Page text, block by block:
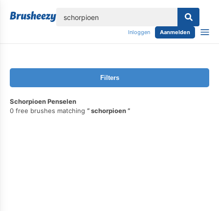
Inloggen Aanmelden
Filters
Schorpioen Penselen
0 free brushes matching
schorpioen